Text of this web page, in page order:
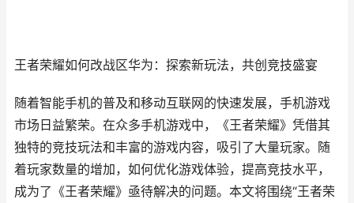
王者荣耀如何改战区华为：探索新玩法，共创竞技盛宴
随着智能手机的普及和移动互联网的快速发展，手机游戏
市场日益繁荣。在众多手机游戏中，《王者荣耀》凭借其
独特的竞技玩法和丰富的游戏内容，吸引了大量玩家。随
着玩家数量的增加，如何优化游戏体验，提高竞技水平，
成为了《王者荣耀》亟待解决的问题。本文将围绕“王者荣